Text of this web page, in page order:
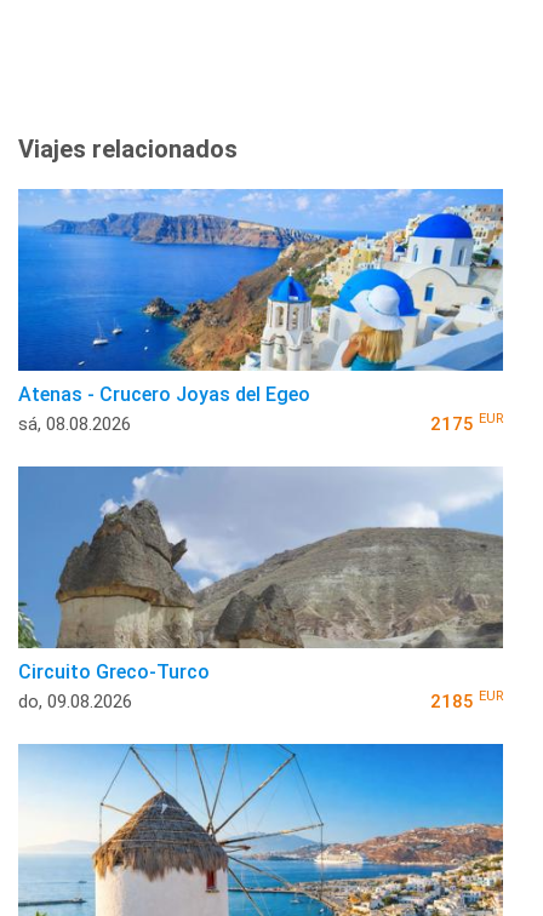
Viajes relacionados
Atenas - Crucero Joyas del Egeo
sá, 08.08.2026 2175 EUR
Circuito Greco-Turco
do, 09.08.2026 2185 EUR